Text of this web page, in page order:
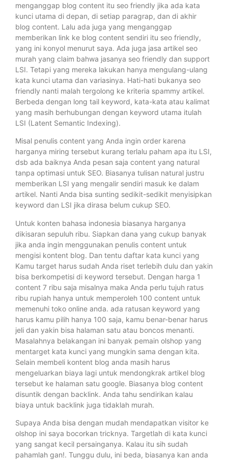
menganggap blog content itu seo friendly jika ada kata
kunci utama di depan, di setiap paragrap, dan di akhir
blog content. Lalu ada juga yang menganggap
memberikan link ke blog content sendiri itu seo friendly,
yang ini konyol menurut saya. Ada juga jasa artikel seo
murah yang claim bahwa jasanya seo friendly dan support
LSI. Tetapi yang mereka lakukan hanya mengulang-ulang
kata kunci utama dan variasinya. Hati-hati bukanya seo
friendly nanti malah tergolong ke kriteria spammy artikel.
Berbeda dengan long tail keyword, kata-kata atau kalimat
yang masih berhubungan dengan keyword utama itulah
LSI (Latent Semantic Indexing).
Misal penulis content yang Anda ingin order karena
harganya miring tersebut kurang terlalu paham apa itu LSI,
dsb ada baiknya Anda pesan saja content yang natural
tanpa optimasi untuk SEO. Biasanya tulisan natural justru
memberikan LSI yang mengalir sendiri masuk ke dalam
artikel. Nanti Anda bisa sunting sedikit-sedikit menyisipkan
keyword dan LSI jika dirasa belum cukup SEO.
Untuk konten bahasa indonesia biasanya harganya
dikisaran sepuluh ribu. Siapkan dana yang cukup banyak
jika anda ingin menggunakan penulis content untuk
mengisi kontent blog. Dan tentu daftar kata kunci yang
Kamu target harus sudah Anda riset terlebih dulu dan yakin
bisa berkompetisi di keyword tersebut. Dengan harga 1
content 7 ribu saja misalnya maka Anda perlu tujuh ratus
ribu rupiah hanya untuk memperoleh 100 content untuk
memenuhi toko online anda. ada ratusan keyword yang
harus kamu pilih hanya 100 saja, kamu benar-benar harus
jeli dan yakin bisa halaman satu atau boncos menanti.
Masalahnya belakangan ini banyak pemain olshop yang
mentarget kata kunci yang mungkin sama dengan kita.
Selain membeli kontent blog anda masih harus
mengeluarkan biaya lagi untuk mendongkrak artikel blog
tersebut ke halaman satu google. Biasanya blog content
disuntik dengan backlink. Anda tahu sendirikan kalau
biaya untuk backlink juga tidaklah murah.
Supaya Anda bisa dengan mudah mendapatkan visitor ke
olshop ini saya bocorkan tricknya. Targetlah di kata kunci
yang sangat kecil persainganya. Kalau itu sih sudah
pahamlah gan!. Tunggu dulu, ini beda, biasanya kan anda